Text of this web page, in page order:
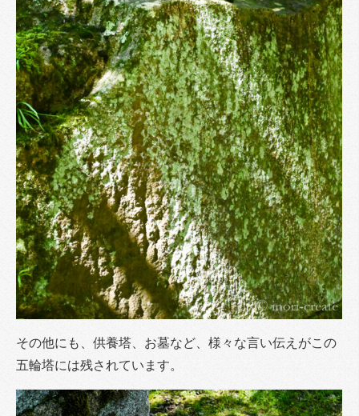
その他にも、供養塔、お墓など、様々な言い伝えがこの
五輪塔には残されています。